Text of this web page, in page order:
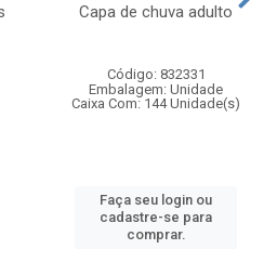
Capa de chuva adulto
Código: 832331
Embalagem: Unidade
Caixa Com: 144 Unidade(s)
Faça seu login ou
cadastre-se para
comprar.